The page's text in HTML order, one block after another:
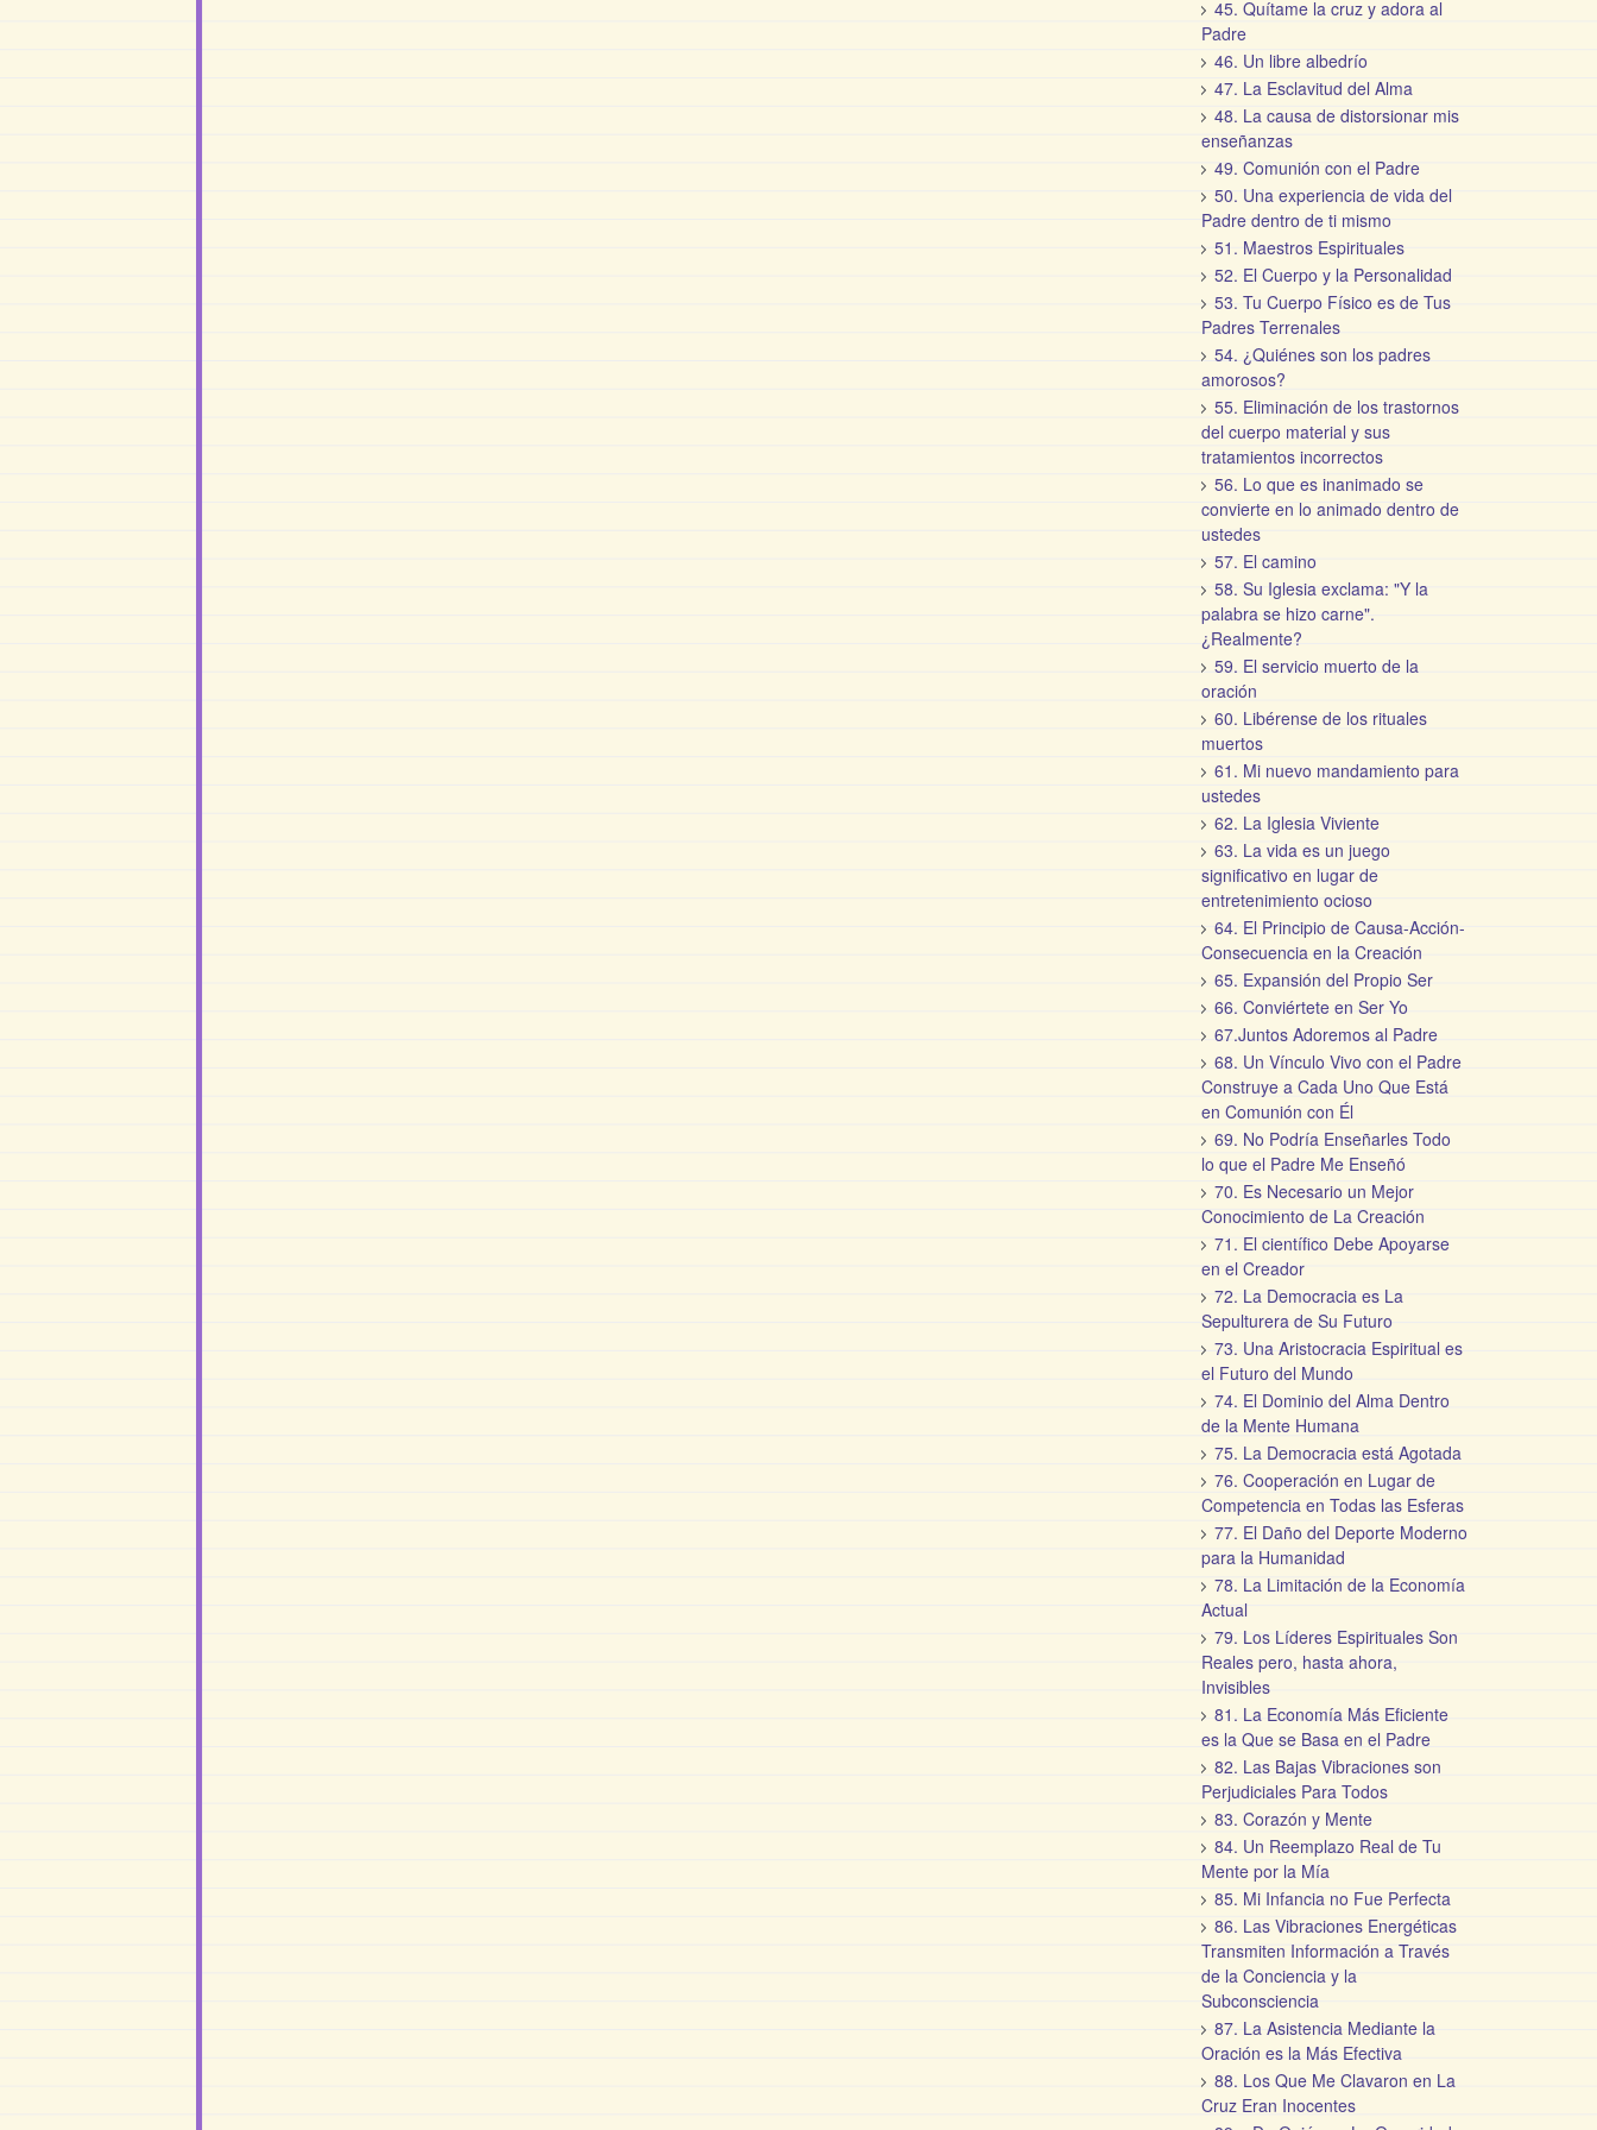
45. Quítame la cruz y adora al
Padre
46. Un libre albedrío
47. La Esclavitud del Alma
48. La causa de distorsionar mis
enseñanzas
49. Comunión con el Padre
50. Una experiencia de vida del
Padre dentro de ti mismo
51. Maestros Espirituales
52. El Cuerpo y la Personalidad
53. Tu Cuerpo Físico es de Tus
Padres Terrenales
54. ¿Quiénes son los padres
amorosos?
55. Eliminación de los trastornos
del cuerpo material y sus
tratamientos incorrectos
56. Lo que es inanimado se
convierte en lo animado dentro de
ustedes
57. El camino
58. Su Iglesia exclama: "Y la
palabra se hizo carne".
¿Realmente?
59. El servicio muerto de la
oración
60. Libérense de los rituales
muertos
61. Mi nuevo mandamiento para
ustedes
62. La Iglesia Viviente
63. La vida es un juego
significativo en lugar de
entretenimiento ocioso
64. El Principio de Causa-Acción-
Consecuencia en la Creación
65. Expansión del Propio Ser
66. Conviértete en Ser Yo
67.Juntos Adoremos al Padre
68. Un Vínculo Vivo con el Padre
Construye a Cada Uno Que Está
en Comunión con Él
69. No Podría Enseñarles Todo
lo que el Padre Me Enseñó
70. Es Necesario un Mejor
Conocimiento de La Creación
71. El científico Debe Apoyarse
en el Creador
72. La Democracia es La
Sepulturera de Su Futuro
73. Una Aristocracia Espiritual es
el Futuro del Mundo
74. El Dominio del Alma Dentro
de la Mente Humana
75. La Democracia está Agotada
76. Cooperación en Lugar de
Competencia en Todas las Esferas
77. El Daño del Deporte Moderno
para la Humanidad
78. La Limitación de la Economía
Actual
79. Los Líderes Espirituales Son
Reales pero, hasta ahora,
Invisibles
81. La Economía Más Eficiente
es la Que se Basa en el Padre
82. Las Bajas Vibraciones son
Perjudiciales Para Todos
83. Corazón y Mente
84. Un Reemplazo Real de Tu
Mente por la Mía
85. Mi Infancia no Fue Perfecta
86. Las Vibraciones Energéticas
Transmiten Información a Través
de la Conciencia y la
Subconsciencia
87. La Asistencia Mediante la
Oración es la Más Efectiva
88. Los Que Me Clavaron en La
Cruz Eran Inocentes